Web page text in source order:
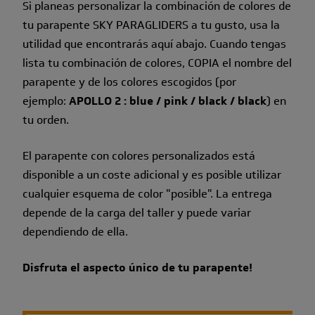
Si planeas personalizar la combinación de colores de
tu parapente SKY PARAGLIDERS a tu gusto, usa la
utilidad que encontrarás aquí abajo. Cuando tengas
lista tu combinación de colores, COPIA el nombre del
parapente y de los colores escogidos (por
ejemplo: APOLLO 2 : blue / pink / black / black) en
tu orden.
El parapente con colores personalizados está
disponible a un coste adicional y es posible utilizar
cualquier esquema de color "posible". La entrega
depende de la carga del taller y puede variar
dependiendo de ella.
Disfruta el aspecto único de tu parapente!